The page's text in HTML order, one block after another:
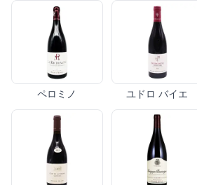
ペロミノ ユドロ バイエ